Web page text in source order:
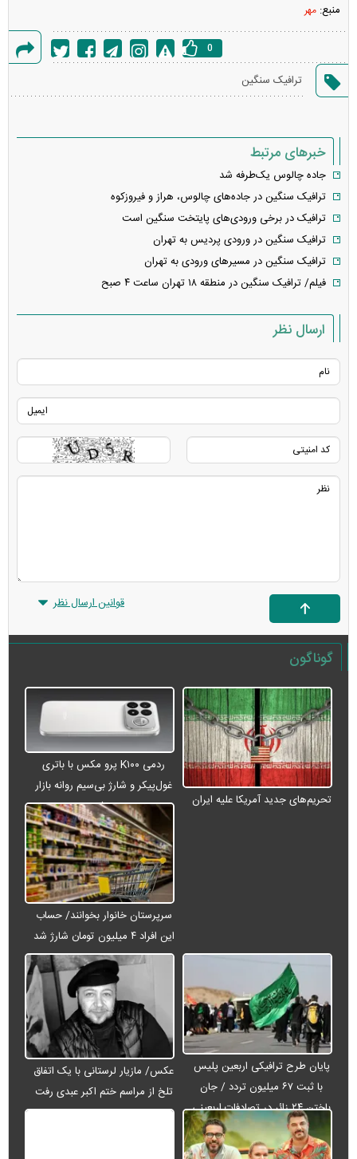
منبع: مهر
خطا
0
ترافیک سنگین
خبرهای مرتبط
جاده چالوس یک‌طرفه شد
ترافیک سنگین در جاده‌های چالوس، هراز و فیروزکوه
ترافیک در برخی ورودی‌های پایتخت سنگین است
ترافیک سنگین در ورودی پردیس به تهران
ترافیک سنگین در مسیرهای ورودی به تهران
فیلم/ ترافیک سنگین در منطقه ۱۸ تهران ساعت ۴ صبح
ارسال نظر
قوانین ارسال نظر
گوناگون
تحریم‌های جدید آمریکا علیه ایران
ردمی K۱۰۰ پرو مکس با باتری
غول‌پیکر و شارژ بی‌سیم روانه بازار
می‌شود
سرپرستان خانوار بخوانند/ حساب
این افراد ۴ میلیون تومان شارژ شد
پایان طرح ترافیکی اربعین پلیس
با ثبت ۶۷ میلیون تردد / جان
باختن ۲۴ زائر در تصادفات اربعینی
عکس/ مازیار لرستانی با یک اتفاق
تلخ از مراسم ختم اکبر عبدی رفت